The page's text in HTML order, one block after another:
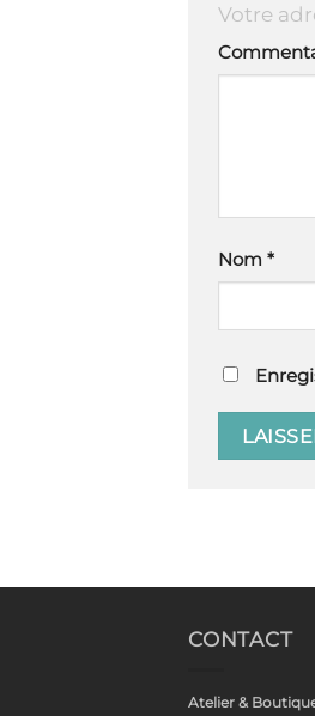
Votre
Nom *
CONTACT
Atelier &